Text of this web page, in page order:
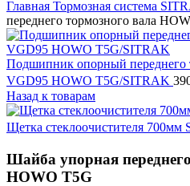
Главная Тормозная система
переднего тормозного вала
Подшипник опорный переднего
VGD95 HOWO T5G/SITRAK
Назад к товарам
Щетка стеклоочистителя 700мм
Шайба упорная
HOWO T5G